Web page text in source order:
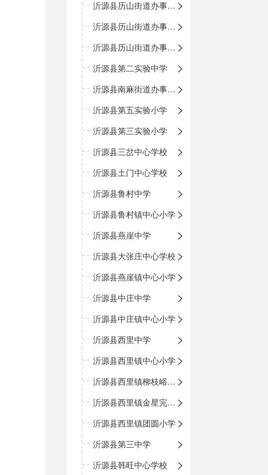
沂源县历山街道办事处振兴路小学
沂源县历山街道办事处荆山路小学
沂源县历山街道办事处鲁山路小学
沂源县第二实验中学
沂源县南麻街道办事处中心小学
沂源县第五实验小学
沂源县第三实验小学
沂源县三岔中心学校
沂源县土门中心学校
沂源县鲁村中学
沂源县鲁村镇中心小学
沂源县燕崖中学
沂源县大张庄中心学校
沂源县燕崖镇中心小学
沂源县中庄中学
沂源县中庄镇中心小学
沂源县西里中学
沂源县西里镇中心小学
沂源县西里镇柳枝峪回民小学
沂源县西里镇金星完全小学
沂源县西里镇团圆小学
沂源县第三中学
沂源县韩旺中心学校